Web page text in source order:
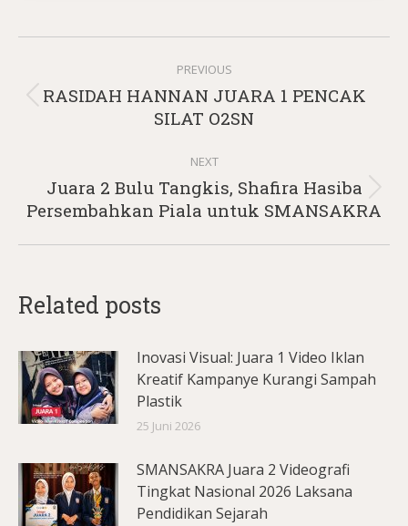
navigation
PREVIOUS
Previous
post:
RASIDAH HANNAN JUARA 1 PENCAK
SILAT O2SN
NEXT
Next
post:
Juara 2 Bulu Tangkis, Shafira Hasiba
Persembahkan Piala untuk SMANSAKRA
Related posts
Inovasi Visual: Juara 1 Video Iklan
Kreatif Kampanye Kurangi Sampah
Plastik
25 Juni 2026
SMANSAKRA Juara 2 Videografi
Tingkat Nasional 2026 Laksana
Pendidikan Sejarah